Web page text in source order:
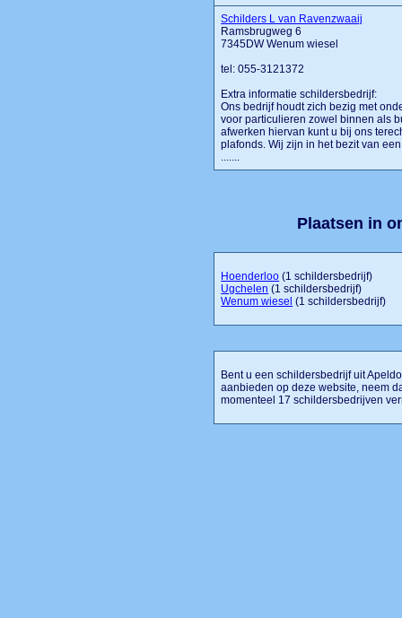
Schilders L van Ravenzwaaij
Ramsbrugweg 6
7345DW Wenum wiesel
tel: 055-3121372
Extra informatie schildersbedrijf:
Ons bedrijf houdt zich bezig met
voor particulieren zowel binnen als
afwerken hiervan kunt u bij ons
plafonds. Wij zijn in het bezit van
.......
Plaatsen in
Hoenderloo (1 schildersbedrijf)
Ugchelen (1 schildersbedrijf)
Wenum wiesel (1 schildersbedrijf)
Bent u een schildersbedrijf uit
aanbieden op deze website, neem
momenteel 17 schildersbedrijven